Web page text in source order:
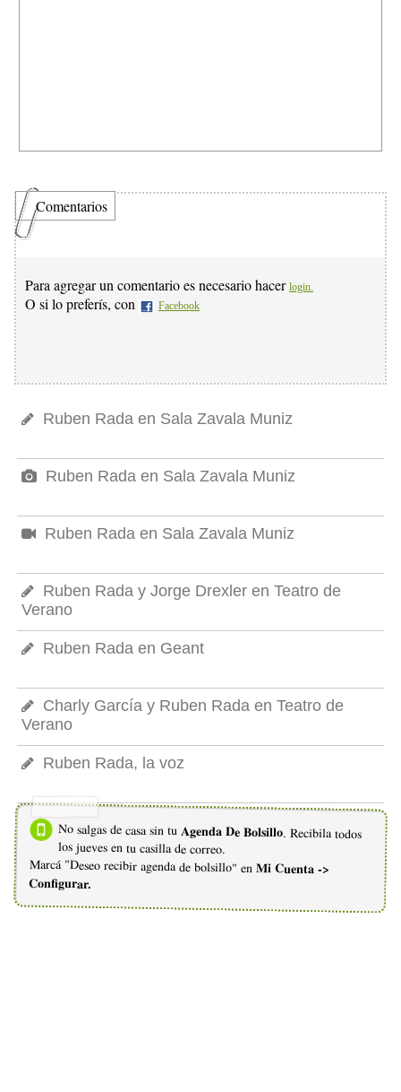
Comentarios
Para agregar un comentario es necesario hacer login.
O si lo preferís, con Facebook
Ruben Rada en Sala Zavala Muniz
Ruben Rada en Sala Zavala Muniz
Ruben Rada en Sala Zavala Muniz
Ruben Rada y Jorge Drexler en Teatro de
Verano
Ruben Rada en Geant
Charly García y Ruben Rada en Teatro de
Verano
Ruben Rada, la voz
No salgas de casa sin tu Agenda De Bolsillo. Recibila todos
los jueves en tu casilla de correo.
Marcá "Deseo recibir agenda de bolsillo" en Mi Cuenta ->
Configurar.